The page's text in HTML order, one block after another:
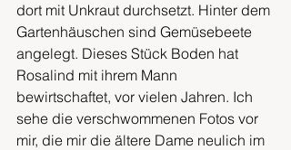
dort mit Unkraut durchsetzt. Hinter dem
Gartenhäuschen sind Gemüsebeete
angelegt. Dieses Stück Boden hat
Rosalind mit ihrem Mann
bewirtschaftet, vor vielen Jahren. Ich
sehe die verschwommenen Fotos vor
mir, die mir die ältere Dame neulich im